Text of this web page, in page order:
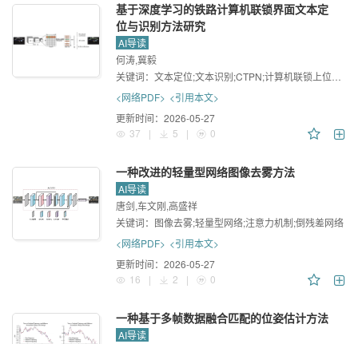
基于深度学习的铁路计算机联锁界面文本定
位与识别方法研究
AI导读
何涛,冀毅
关键词： 文本定位;文本识别;CTPN;计算机联锁上位机界面;AlexNet
<网络PDF> <引用本文>
更新时间： 2026-05-27
37
| 5 | 0
一种改进的轻量型网络图像去雾方法
AI导读
唐剑,车文刚,高盛祥
关键词： 图像去雾;轻量型网络;注意力机制;倒残差网络
<网络PDF> <引用本文>
更新时间： 2026-05-27
16
| 2 | 0
一种基于多帧数据融合匹配的位姿估计方法
AI导读